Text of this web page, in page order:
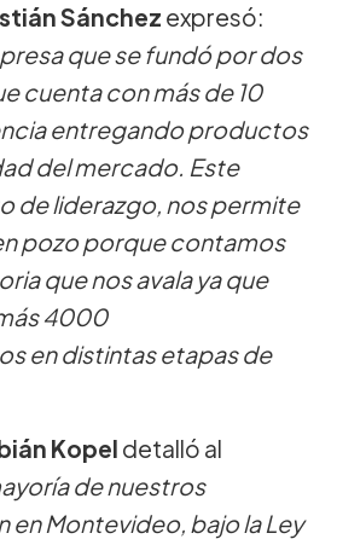
Sánchez expresó:
que se fundó por dos
cuenta con más de 10
entregando productos
del mercado. Este
de liderazgo, nos permite
pozo porque contamos
que nos avala ya que
4000
en distintas etapas de
Kopel detalló al
de nuestros
Montevideo, bajo la Ley